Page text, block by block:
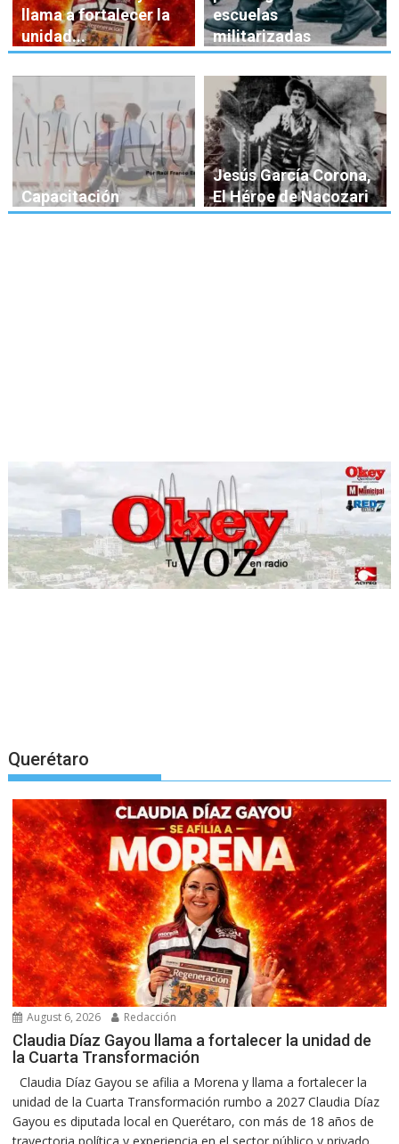
llama a fortalecer la
unidad...
escuelas
militarizadas
Capacitación
Jesús García Corona,
El Héroe de Nacozari
Querétaro
August 6, 2026 Redacción
Claudia Díaz Gayou llama a fortalecer la unidad de
la Cuarta Transformación
Claudia Díaz Gayou se afilia a Morena y llama a fortalecer la
unidad de la Cuarta Transformación rumbo a 2027 Claudia Díaz
Gayou es diputada local en Querétaro, con más de 18 años de